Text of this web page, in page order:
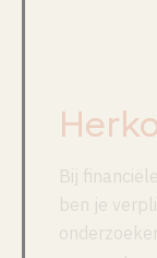
Bij
ben je